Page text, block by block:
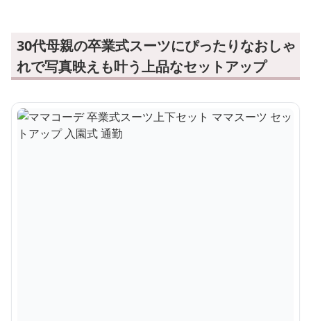
30代母親の卒業式スーツにぴったりなおしゃ
れで写真映えも叶う上品なセットアップ